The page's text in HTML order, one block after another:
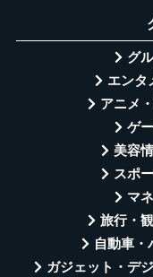
グ
エンタ
アニメ
ゲ
美容
スポ
マ
旅行・
自動車・
ガジェット・デ